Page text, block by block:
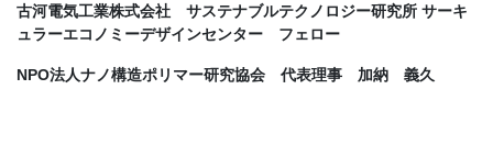
古河電気工業株式会社 サステナブルテクノロジー研究所 サーキ
ュラーエコノミーデザインセンター フェロー
NPO法人ナノ構造ポリマー研究協会 代表理事 加納 義久